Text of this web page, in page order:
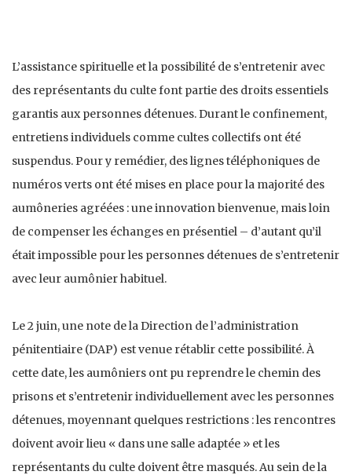
L’assistance spirituelle et la possibilité de s’entretenir avec
des représentants du culte font partie des droits essentiels
garantis aux personnes détenues. Durant le confinement,
entretiens individuels comme cultes collectifs ont été
suspendus. Pour y remédier, des lignes téléphoniques de
numéros verts ont été mises en place pour la majorité des
aumôneries agréées : une innovation bienvenue, mais loin
de compenser les échanges en présentiel – d’autant qu’il
était impossible pour les personnes détenues de s’entretenir
avec leur aumônier habituel.
Le 2 juin, une note de la Direction de l’administration
pénitentiaire (DAP) est venue rétablir cette possibilité. À
cette date, les aumôniers ont pu reprendre le chemin des
prisons et s’entretenir individuellement avec les personnes
détenues, moyennant quelques restrictions : les rencontres
doivent avoir lieu « dans une salle adaptée » et les
représentants du culte doivent être masqués. Au sein de la